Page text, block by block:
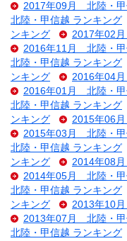
2017年09月 北陸・甲
北陸・甲信越 ランキング
ンキング
2017年02
2016年11月 北陸・甲
北陸・甲信越 ランキング
ンキング
2016年04
2016年01月 北陸・甲
北陸・甲信越 ランキング
ンキング
2015年06
2015年03月 北陸・甲
北陸・甲信越 ランキング
ンキング
2014年08
2014年05月 北陸・甲
北陸・甲信越 ランキング
ンキング
2013年10
2013年07月 北陸・甲
北陸・甲信越 ランキング